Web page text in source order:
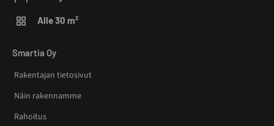
Alle 30 m²
Smartia Oy
Rakentajan tietosivut
Näin rakennamme
Rahoitus